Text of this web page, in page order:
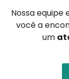
Nossa equipe
você a
um